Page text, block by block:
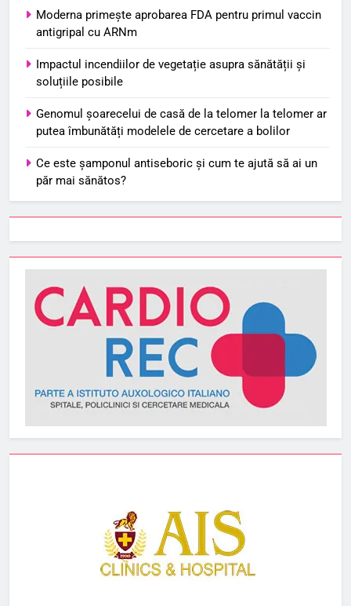
Moderna primește aprobarea FDA pentru primul vaccin
antigripal cu ARNm
Impactul incendiilor de vegetație asupra sănătății și
soluțiile posibile
Genomul șoarecelui de casă de la telomer la telomer ar
putea îmbunătăți modelele de cercetare a bolilor
Ce este șamponul antiseboric și cum te ajută să ai un
păr mai sănătos?